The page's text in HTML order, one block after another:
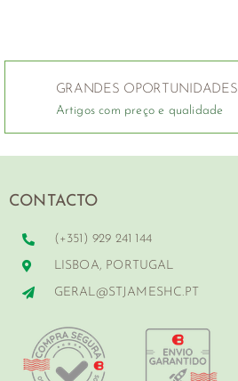
GRANDES OPORTUNIDADES
Artigos com preço e qualidade
CONTACTO
(+351) 929 241 144
LISBOA, PORTUGAL
GERAL@STJAMESHC.PT